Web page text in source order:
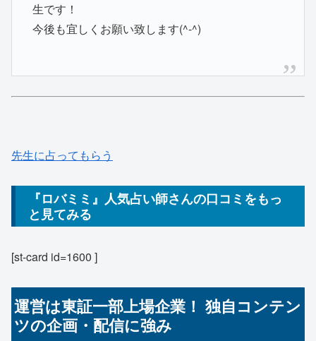
生です！
今後も宜しくお願い致します(^-^)
先生に占ってもらう
『ロバミミ』人気占い師さんの口コミをもっ
と見てみる
[st-card id=1600 ]
運営は東証一部上場企業！ 独自コンテン
ツの企画・配信に強み